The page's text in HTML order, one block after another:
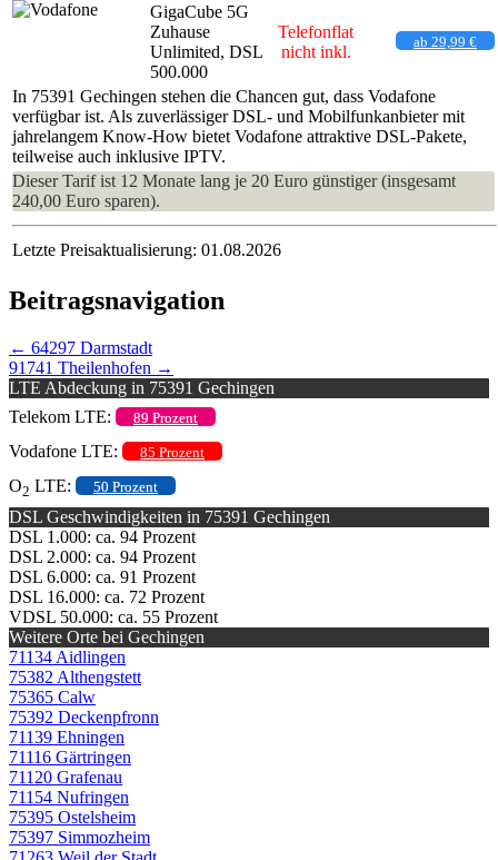
GigaCube 5G
Zuhause
Unlimited, DSL
500.000
Telefonflat
nicht inkl.
ab 29,99 €
In 75391 Gechingen stehen die Chancen gut, dass Vodafone
verfügbar ist. Als zuverlässiger DSL- und Mobilfunkanbieter mit
jahrelangem Know-How bietet Vodafone attraktive DSL-Pakete,
teilweise auch inklusive IPTV.
Dieser Tarif ist 12 Monate lang je 20 Euro günstiger (insgesamt
240,00 Euro sparen).
Letzte Preisaktualisierung: 01.08.2026
Beitragsnavigation
← 64297 Darmstadt
91741 Theilenhofen →
LTE Abdeckung in 75391 Gechingen
Telekom LTE:
89 Prozent
Vodafone LTE: 85 Prozent
O2 LTE: 50 Prozent
DSL Geschwindigkeiten in 75391 Gechingen
DSL 1.000: ca. 94 Prozent
DSL 2.000: ca. 94 Prozent
DSL 6.000: ca. 91 Prozent
DSL 16.000: ca. 72 Prozent
VDSL 50.000: ca. 55 Prozent
Weitere Orte bei Gechingen
71134 Aidlingen
75382 Althengstett
75365 Calw
75392 Deckenpfronn
71139 Ehningen
71116 Gärtringen
71120 Grafenau
71154 Nufringen
75395 Ostelsheim
75397 Simmozheim